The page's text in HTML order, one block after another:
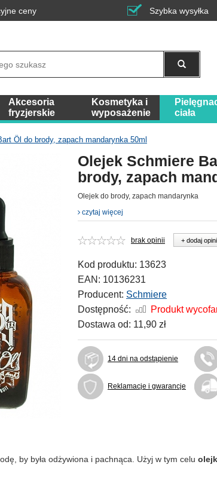
ceny Szybka wysyłka
Akcesoria
fryzjerskie
Kosmetyka i
wyposażenie
ciała
Öl do brody, zapach mandarynka 50ml
Olejek Schmiere
brody, zapach
Olejek do brody, zapach mandarynka
czytaj więcej
brak opinii + dodaj
Kod produktu: 13623
EAN: 10136231
Producent: Schmiere
Dostępność:
Produkt
Dostawa od: 11,90 zł
14 dni na odstąpienie
Reklamacje i gwarancje
by była odżywiona i pachnąca. Użyj w tym celu